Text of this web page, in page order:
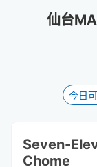
date.
keyboard
shortcuts
仙台
今日
Seven-
Chome